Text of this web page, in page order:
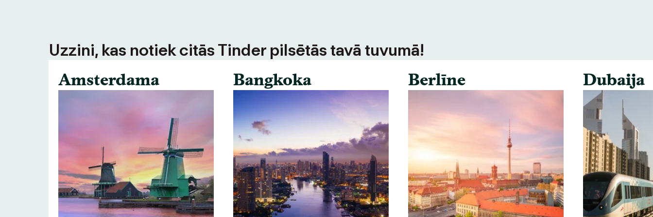
Uzzini, kas notiek citās Tinder pilsētās tavā tuvumā!
Amsterdama
Bangkoka Berlīne Dubaija